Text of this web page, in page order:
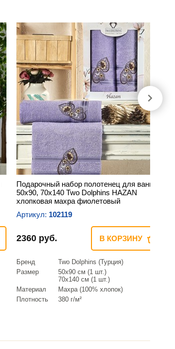
Подарочный набор полотенец для ванной
50х90, 70х140 Two Dolphins HAZAN
хлопковая махра фиолетовый
Артикул: 102119
2360 руб. В КОРЗИНУ
Бренд
Two Dolphins (Турция)
Размер
50х90 см (1 шт.)
70х140 см (1 шт.)
Материал
Махра (100% хлопок)
Плотность
380 г/м²